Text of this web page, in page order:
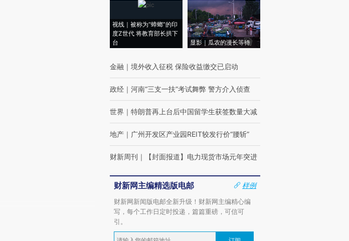
视线｜被称为“蟑螂”的印
度Z世代 将教育部长拱下
台
显影｜瓜农的漫长等待
金融 ｜ 境外收入征税 保险收益缴交已启动
政经 ｜ 河南“三支一扶”考试舞弊 警方介入侦查
世界 ｜ 特朗普再上台后中国留学生获签数量大减
地产 ｜ 广州开发区产业园REIT较发行价“腰斩”
财新周刊 ｜ 【封面报道】电力现货市场元年突进
财新网主编精选版电邮
样例
财新网新闻版电邮全新升级！财新网主编精心编
写，每个工作日定时投递，篇篇重磅，可信可
引。